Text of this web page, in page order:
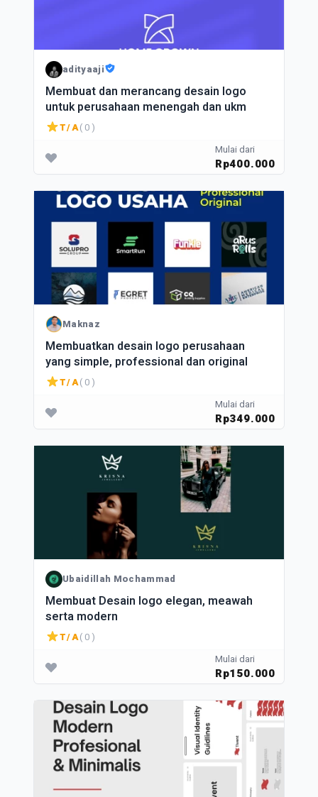
adityaaji
Membuat dan merancang desain logo
untuk perusahaan menengah dan ukm
T/A( 0 )
Mulai dari
Rp400.000
Maknaz
Membuatkan desain logo perusahaan
yang simple, professional dan original
T/A( 0 )
Mulai dari
Rp349.000
Ubaidillah Mochammad
Membuat Desain logo elegan, meawah
serta modern
T/A( 0 )
Mulai dari
Rp150.000